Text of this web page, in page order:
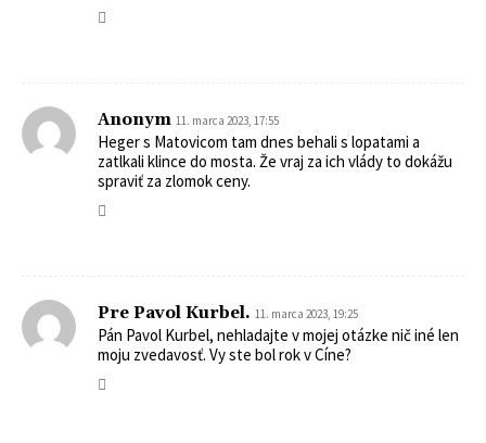
Anonym 11. marca 2023, 17:55
Heger s Matovicom tam dnes behali s lopatami a
zatlkali klince do mosta. Že vraj za ich vlády to dokážu
spraviť za zlomok ceny.
Pre Pavol Kurbel. 11. marca 2023, 19:25
Pán Pavol Kurbel, nehladajte v mojej otázke nič iné len
moju zvedavosť. Vy ste bol rok v Cíne?